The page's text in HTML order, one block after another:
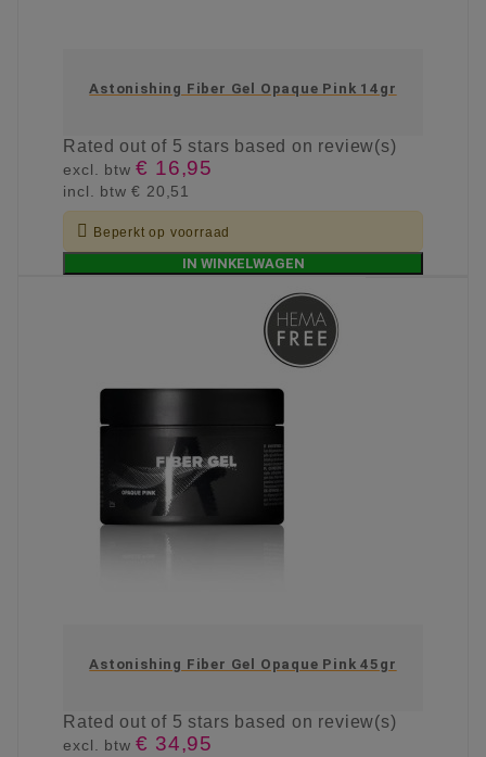
Astonishing Fiber Gel Opaque Pink 14gr
Ratedout of 5 stars based on review(s)
excl. btw€ 16,95
incl. btw€ 20,51
 Beperkt op voorraad
IN WINKELWAGEN
Astonishing Fiber Gel Opaque Pink 45gr
Ratedout of 5 stars based on review(s)
excl. btw€ 34,95